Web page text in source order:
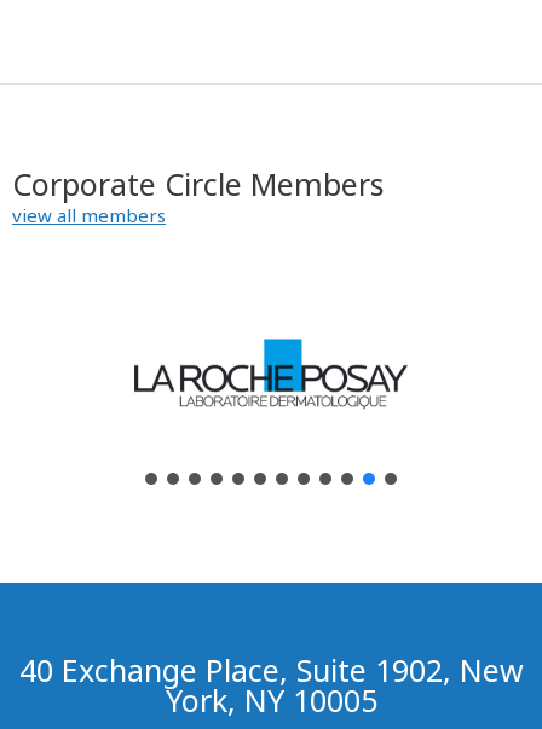
Corporate Circle Members
view all members
40 Exchange Place, Suite 1902, New
York, NY 10005